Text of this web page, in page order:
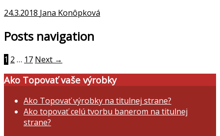
24.3.2018 Jana Konôpková
Posts navigation
1 2 … 17 Next →
Ako Topovať vaše výrobky
Ako Topovať výrobky na titulnej strane?
Ako topovať celú tvorbu banerom na titulnej
strane?